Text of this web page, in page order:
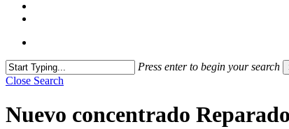
Press enter to begin your search
Close Search
Nuevo concentrado